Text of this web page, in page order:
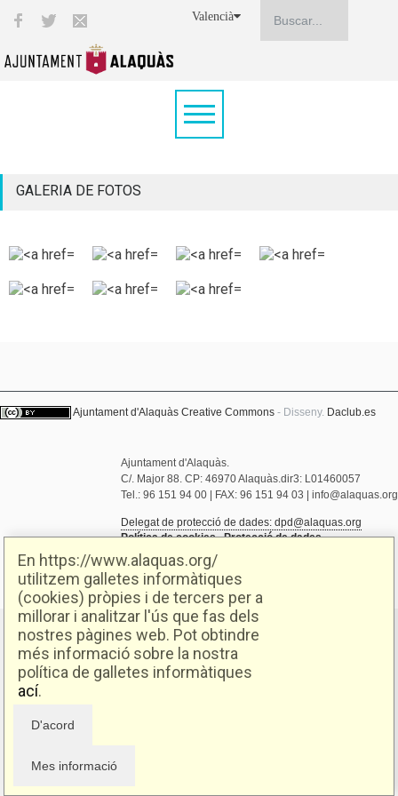
En https://www.alaquas.org/
utilitzem galletes informàtiques
(cookies) pròpies i de tercers per a
millorar i analitzar l'ús que fas dels
nostres pàgines web. Pot obtindre
més informació sobre la nostra
política de galletes informàtiques
ací.
Valencià
GALERIA DE FOTOS
Ajuntament d'Alaquàs Creative Commons - Disseny. Daclub.es
Ajuntament d'Alaquàs.
C/. Major 88. CP: 46970 Alaquàs.dir3: L01460057
Tel.: 96 151 94 00 | FAX: 96 151 94 03 | info@alaquas.org
Delegat de protecció de dades: dpd@alaquas.org
Política de cookies.Protecció de dades